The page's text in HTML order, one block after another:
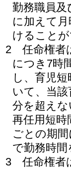
勤務職員
に加えて
けること
2
任命権者
につき7時
し、育児
いて、当
分を超え
再任用短時
ごとの期
で勤務時
3
任命権者